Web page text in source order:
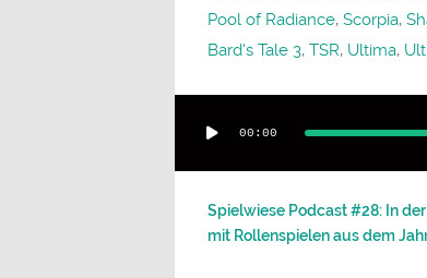
Pool of Radiance, Scorpia,
Bard's Tale 3, TSR, Ultima,
Player
00:00
Spielwiese Podcast #28: In
mit Rollenspielen aus dem